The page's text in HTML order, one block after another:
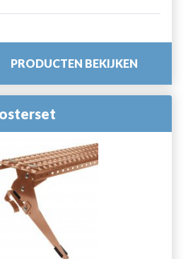
PRODUCTEN BEKIJKEN